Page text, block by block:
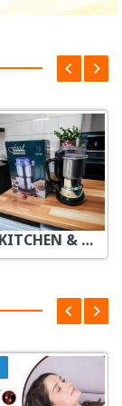
TRIMMER & STRAIGHTENER